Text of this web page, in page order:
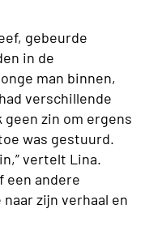
gebeurde
in de
man binnen,
verschillende
zin om ergens
was gestuurd.
vertelt Lina.
een andere
zijn verhaal en